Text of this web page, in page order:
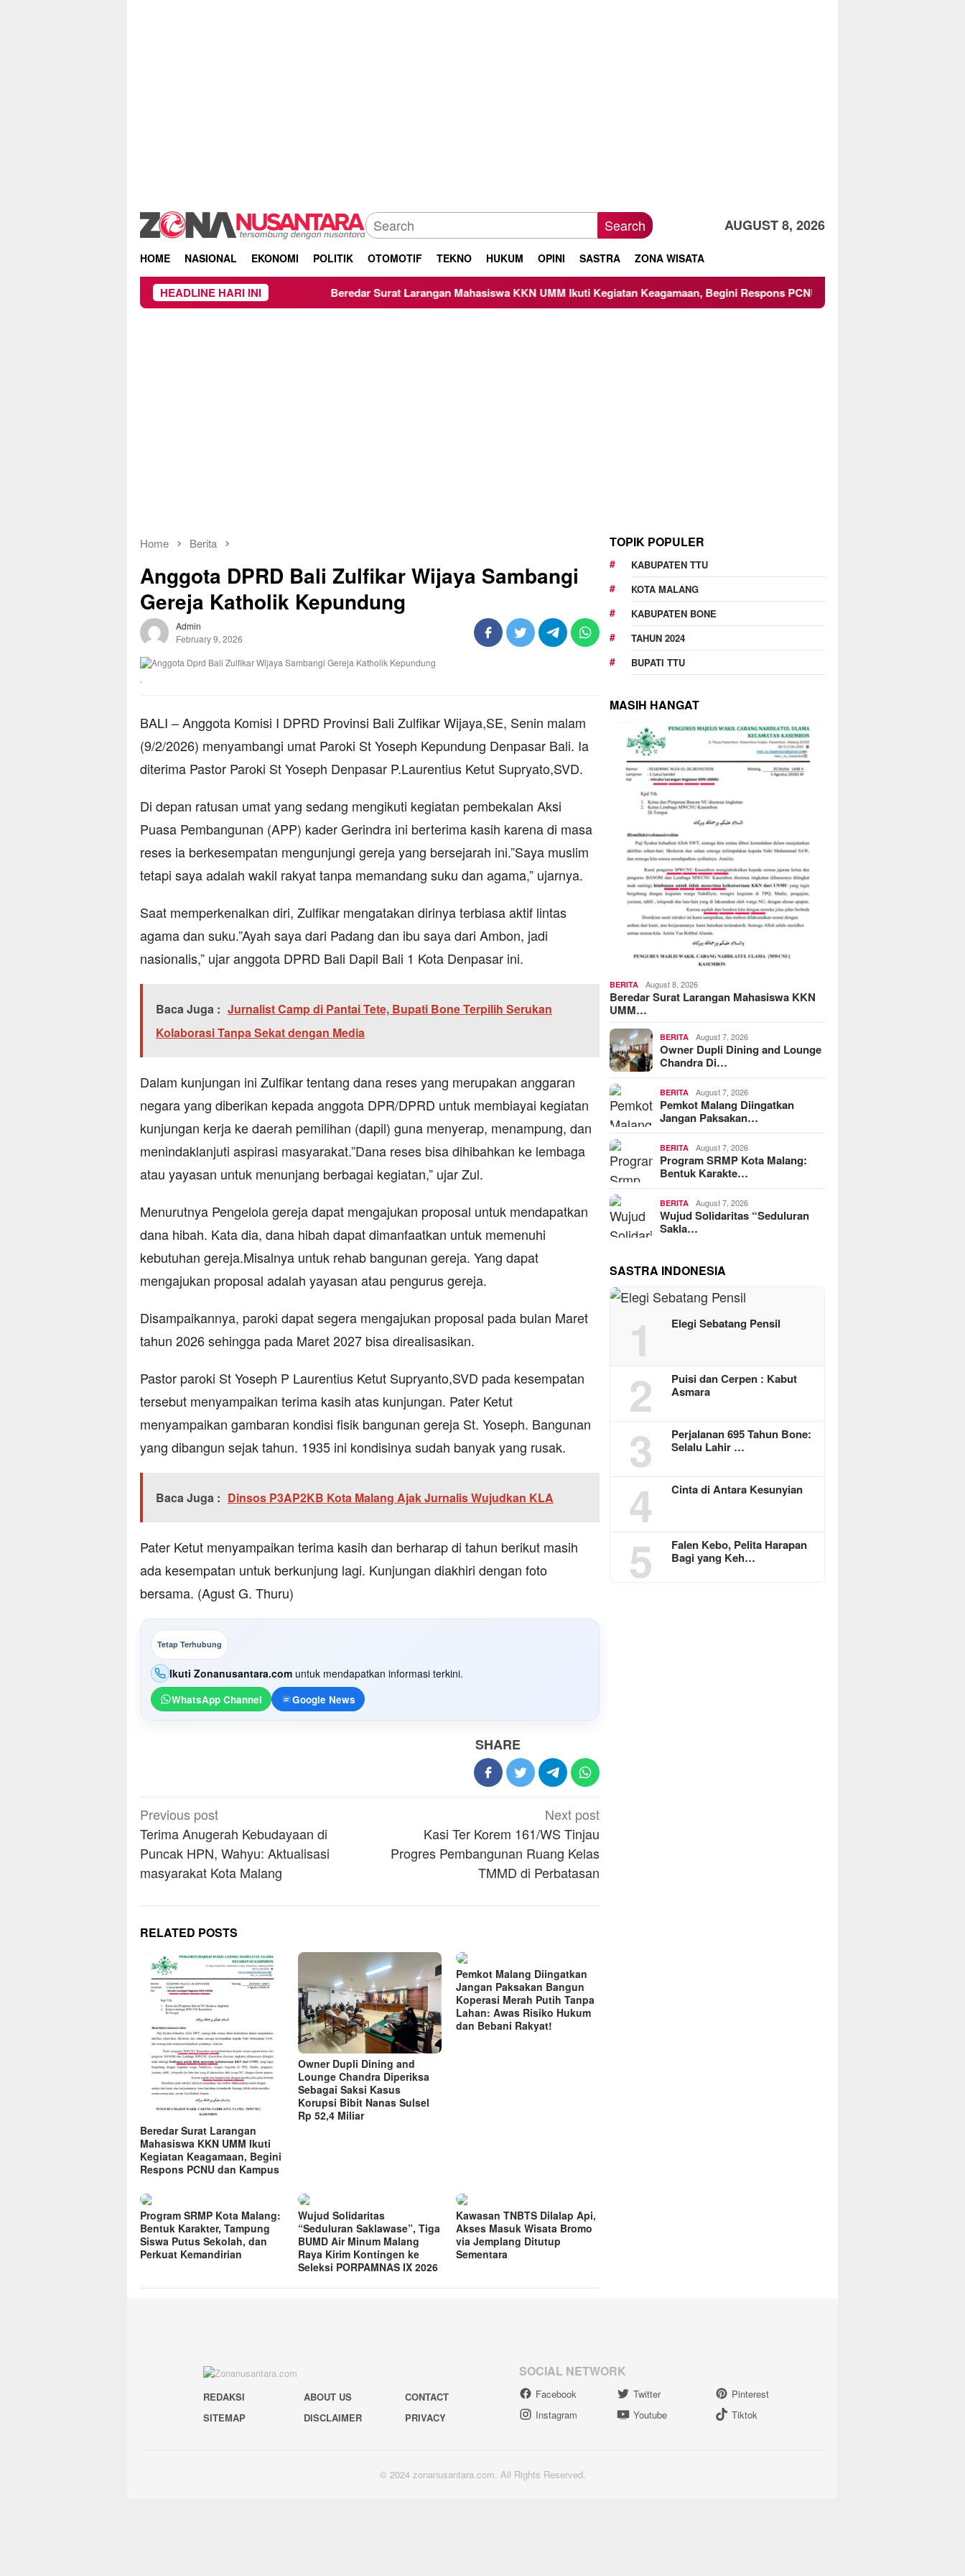
Search AUGUST 8, 2026
HOME NASIONAL EKONOMI POLITIK OTOMOTIF TEKNO HUKUM OPINI SASTRA ZONA WISATA
HEADLINE HARI INI Beredar Surat Larangan Mahasiswa KKN UMM Ikuti Kegiatan Keagamaan, Begini Respons PCNU dan Kampus
Home Berita
Anggota DPRD Bali Zulfikar Wijaya Sambangi
Gereja Katholik Kepundung
Admin
February 9, 2026
.
BALI – Anggota Komisi I DPRD Provinsi Bali Zulfikar Wijaya,SE, Senin malam
(9/2/2026) menyambangi umat Paroki St Yoseph Kepundung Denpasar Bali. Ia
diterima Pastor Paroki St Yoseph Denpasar P.Laurentius Ketut Supryato,SVD.
Di depan ratusan umat yang sedang mengikuti kegiatan pembekalan Aksi
Puasa Pembangunan (APP) kader Gerindra ini berterima kasih karena di masa
reses ia berkesempatan mengunjungi gereja yang bersejarah ini.”Saya muslim
tetapi saya adalah wakil rakyat tanpa memandang suku dan agama,” ujarnya.
Saat memperkenalkan diri, Zulfikar mengatakan dirinya terbiasa aktif lintas
agama dan suku.”Ayah saya dari Padang dan ibu saya dari Ambon, jadi
nasionalis,” ujar anggota DPRD Bali Dapil Bali 1 Kota Denpasar ini.
Baca Juga : Jurnalist Camp di Pantai Tete, Bupati Bone Terpilih Serukan
Kolaborasi Tanpa Sekat dengan Media
Dalam kunjungan ini Zulfikar tentang dana reses yang merupakan anggaran
negara yang diberikan kepada anggota DPR/DPRD untuk membiayai kegiatan
kunjungan kerja ke daerah pemilihan (dapil) guna menyerap, menampung, dan
menindaklanjuti aspirasi masyarakat.”Dana reses bisa dihibahkan ke lembaga
atau yayasan untuk menunjang berbagai kegiatan,” ujar Zul.
Menurutnya Pengelola gereja dapat mengajukan proposal untuk mendapatkan
dana hibah. Kata dia, dana hibah dapat dimanfaatkan untuk memenuhi
kebutuhan gereja.Misalnya untuk rehab bangunan gereja. Yang dapat
mengajukan proposal adalah yayasan atau pengurus gereja.
Disampaikannya, paroki dapat segera mengajukan proposal pada bulan Maret
tahun 2026 sehingga pada Maret 2027 bisa direalisasikan.
Pastor paroki St Yoseph P Laurentius Ketut Supryanto,SVD pada kesempatan
tersebut menyampaikan terima kasih atas kunjungan. Pater Ketut
menyampaikan gambaran kondisi fisik bangunan gereja St. Yoseph. Bangunan
yang dibangun sejak tahun. 1935 ini kondisinya sudah banyak yang rusak.
Baca Juga : Dinsos P3AP2KB Kota Malang Ajak Jurnalis Wujudkan KLA
Pater Ketut menyampaikan terima kasih dan berharap di tahun berikut masih
ada kesempatan untuk berkunjung lagi. Kunjungan diakhiri dengan foto
bersama. (Agust G. Thuru)
Tetap Terhubung
Ikuti Zonanusantara.com untuk mendapatkan informasi terkini.
WhatsApp Channel Google News
SHARE
Post
navigation
Previous post
Terima Anugerah Kebudayaan di
Puncak HPN, Wahyu: Aktualisasi
masyarakat Kota Malang
Next post
Kasi Ter Korem 161/WS Tinjau
Progres Pembangunan Ruang Kelas
TMMD di Perbatasan
RELATED POSTS
Beredar Surat Larangan
Mahasiswa KKN UMM Ikuti
Kegiatan Keagamaan, Begini
Respons PCNU dan Kampus
Owner Dupli Dining and
Lounge Chandra Diperiksa
Sebagai Saksi Kasus
Korupsi Bibit Nanas Sulsel
Rp 52,4 Miliar
Pemkot Malang Diingatkan
Jangan Paksakan Bangun
Koperasi Merah Putih Tanpa
Lahan: Awas Risiko Hukum
dan Bebani Rakyat!
Program SRMP Kota Malang:
Bentuk Karakter, Tampung
Siswa Putus Sekolah, dan
Perkuat Kemandirian
Wujud Solidaritas
“Seduluran Saklawase”, Tiga
BUMD Air Minum Malang
Raya Kirim Kontingen ke
Seleksi PORPAMNAS IX 2026
Kawasan TNBTS Dilalap Api,
Akses Masuk Wisata Bromo
via Jemplang Ditutup
Sementara
TOPIK POPULER
KABUPATEN TTU
KOTA MALANG
KABUPATEN BONE
TAHUN 2024
BUPATI TTU
MASIH HANGAT
BERITA August 8, 2026
Beredar Surat Larangan Mahasiswa KKN
UMM…
BERITA August 7, 2026
Owner Dupli Dining and Lounge
Chandra Di…
BERITA August 7, 2026
Pemkot Malang Diingatkan
Jangan Paksakan…
BERITA August 7, 2026
Program SRMP Kota Malang:
Bentuk Karakte…
BERITA August 7, 2026
Wujud Solidaritas “Seduluran
Sakla…
SASTRA INDONESIA
1 Elegi Sebatang Pensil
2
Puisi dan Cerpen : Kabut
Asmara
3
Perjalanan 695 Tahun Bone:
Selalu Lahir …
4 Cinta di Antara Kesunyian
5
Falen Kebo, Pelita Harapan
Bagi yang Keh…
REDAKSI ABOUT US
CONTACT
SITEMAP
DISCLAIMER PRIVACY
SOCIAL NETWORK
Facebook Twitter
Pinterest
Instagram
Youtube Tiktok
© 2024 zonanusantara.com. All Rights Reserved.